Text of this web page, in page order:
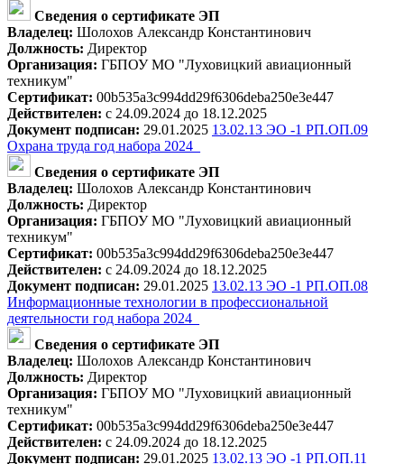
Сведения о сертификате ЭП
Владелец: Шолохов Александр Константинович
Должность: Директор
Организация: ГБПОУ МО "Луховицкий авиационный
техникум"
Сертификат: 00b535a3c994dd29f6306deba250e3e447
Действителен: с 24.09.2024 до 18.12.2025
Документ подписан: 29.01.2025 13.02.13 ЭО -1 РП.ОП.09
Охрана труда год набора 2024_
Сведения о сертификате ЭП
Владелец: Шолохов Александр Константинович
Должность: Директор
Организация: ГБПОУ МО "Луховицкий авиационный
техникум"
Сертификат: 00b535a3c994dd29f6306deba250e3e447
Действителен: с 24.09.2024 до 18.12.2025
Документ подписан: 29.01.2025 13.02.13 ЭО -1 РП.ОП.08
Информационные технологии в профессиональной
деятельности год набора 2024_
Сведения о сертификате ЭП
Владелец: Шолохов Александр Константинович
Должность: Директор
Организация: ГБПОУ МО "Луховицкий авиационный
техникум"
Сертификат: 00b535a3c994dd29f6306deba250e3e447
Действителен: с 24.09.2024 до 18.12.2025
Документ подписан: 29.01.2025 13.02.13 ЭО -1 РП.ОП.11